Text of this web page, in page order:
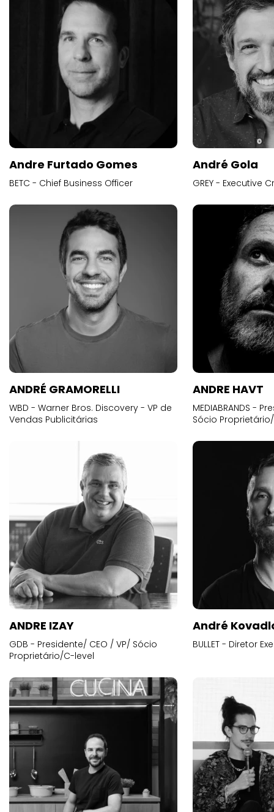
Andre Furtado Gomes
BETC - Chief Business Officer
André Gola
GREY - Executive
ANDRÉ GRAMORELLI
WBD - Warner Bros. Discovery - VP de
Vendas Publicitárias
ANDRE HAVT
MEDIABRANDS -
Sócio
ANDRE IZAY
GDB - Presidente/ CEO / VP/ Sócio
Proprietário/C-level
André
BULLET - Diretor